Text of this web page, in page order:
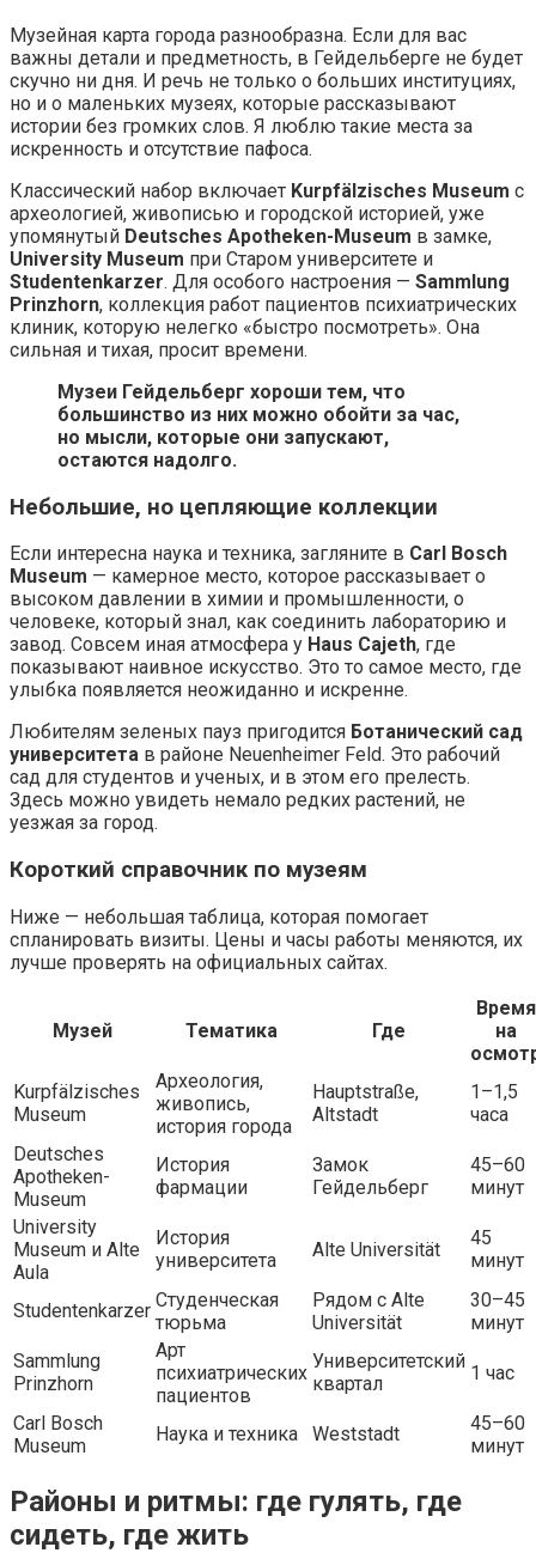
Музейная карта города разнообразна. Если для вас
важны детали и предметность, в Гейдельберге не будет
скучно ни дня. И речь не только о больших институциях,
но и о маленьких музеях, которые рассказывают
истории без громких слов. Я люблю такие места за
искренность и отсутствие пафоса.
Классический набор включает Kurpfälzisches Museum с
археологией, живописью и городской историей, уже
упомянутый Deutsches Apotheken-Museum в замке,
University Museum при Старом университете и
Studentenkarzer. Для особого настроения — Sammlung
Prinzhorn, коллекция работ пациентов психиатрических
клиник, которую нелегко «быстро посмотреть». Она
сильная и тихая, просит времени.
Музеи Гейдельберг хороши тем, что
большинство из них можно обойти за час,
но мысли, которые они запускают,
остаются надолго.
Небольшие, но цепляющие коллекции
Если интересна наука и техника, загляните в Carl Bosch
Museum — камерное место, которое рассказывает о
высоком давлении в химии и промышленности, о
человеке, который знал, как соединить лабораторию и
завод. Совсем иная атмосфера у Haus Cajeth, где
показывают наивное искусство. Это то самое место, где
улыбка появляется неожиданно и искренне.
Любителям зеленых пауз пригодится Ботанический сад
университета в районе Neuenheimer Feld. Это рабочий
сад для студентов и ученых, и в этом его прелесть.
Здесь можно увидеть немало редких растений, не
уезжая за город.
Короткий справочник по музеям
Ниже — небольшая таблица, которая помогает
спланировать визиты. Цены и часы работы меняются, их
лучше проверять на официальных сайтах.
Музей Тематика Где
Время
на
Kurpfälzisches
Museum
Археология,
живопись,
история города
Hauptstraße,
Altstadt
1–1,5
часа
Deutsches
Apotheken-
Museum
История
фармации
Замок
Гейдельберг
45–60
минут
University
Museum и Alte
Aula
История
университета
Alte Universität
45
минут
Studentenkarzer Студенческая
тюрьма
Рядом с Alte
Universität
30–45
минут
Sammlung
Prinzhorn
Арт
психиатрических
пациентов
Университетский
квартал
1 час
Carl Bosch
Museum
Наука и техника Weststadt
45–60
минут
Районы и ритмы: где гулять, где
сидеть, где жить